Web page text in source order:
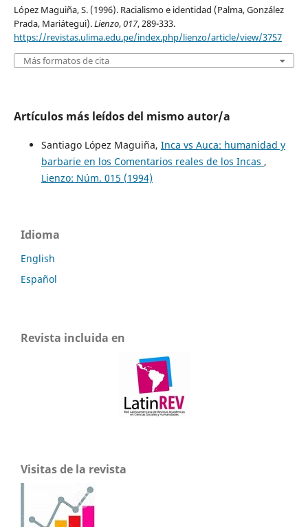
López Maguiña, S. (1996). Racialismo e identidad (Palma, González
Prada, Mariátegui).Lienzo,017, 289-333.
https://revistas.ulima.edu.pe/index.php/lienzo/article/view/3757
Más formatos de cita
Artículos más leídos del mismo autor/a
Santiago López Maguiña, Inca vs Auca: humanidad y
barbarie en los Comentarios reales de los Incas ,
Lienzo: Núm. 015 (1994)
Idioma
English
Español
Revista incluida en
Visitas de la revista